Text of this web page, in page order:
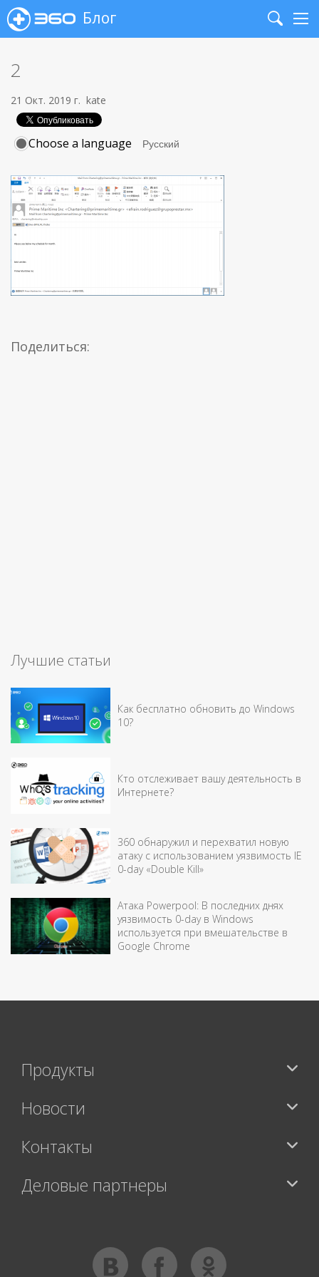
Блог
Search
2
21 Окт. 2019 г. kate
Choose a language
Поделиться:
Лучшие статьи
Как бесплатно обновить до Windows
10?
Кто отслеживает вашу деятельность в
Интернете?
360 обнаружил и перехватил новую
атаку с использованием уязвимость IE
0-day «Double Kill»
Атака Powerpool: В последних днях
уязвимость 0-day в Windows
используется при вмешательстве в
Google Chrome
Продукты
Новости
Контакты
Деловые партнеры